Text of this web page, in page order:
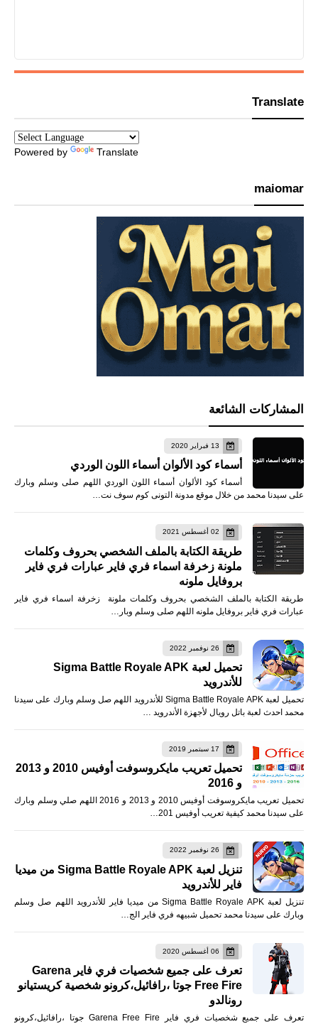
Translate
Powered by Translate
maiomar
المشاركات الشائعة
13 فبراير 2020
أسماء كود الألوان أسماء اللون الوردي
أسماء كود الألوان أسماء اللون الوردي اللهم صلى وسلم وبارك
على سيدنا محمد من خلال موقع مدونة التونى كوم سوف نت…
02 أغسطس 2021
طريقة الكتابة بالملف الشخصي بحروف وكلمات
ملونة زخرفة اسماء فري فاير عبارات فري فاير
بروفايل ملونه
طريقة الكتابة بالملف الشخصي بحروف وكلمات ملونة زخرفة اسماء فري فاير
عبارات فري فاير بروفايل ملونه اللهم صلى وسلم وبار…
26 نوفمبر 2022
تحميل لعبة Sigma Battle Royale APK
للأندرويد
تحميل لعبة Sigma Battle Royale APK للأندرويد اللهم صل وسلم وبارك على سيدنا
محمد احدث لعبة باتل رويال لأجهزة الأندرويد …
17 سبتمبر 2019
تحميل تعريب مايكروسوفت أوفيس 2010 و 2013
و 2016
تحميل تعريب مايكروسوفت أوفيس 2010 و 2013 و 2016 اللهم صلي وسلم وبارك
على سيدنا محمد كيفية تعريب أوفيس 201…
26 نوفمبر 2022
تنزيل لعبة Sigma Battle Royale APK من ميديا
فاير للأندرويد
تنزيل لعبة Sigma Battle Royale APK من ميديا فاير للأندرويد اللهم صل وسلم
وبارك على سيدنا محمد تحميل شبيهه فري فاير الج…
06 أغسطس 2020
تعرف على جميع شخصيات فري فاير Garena
Free Fire جوتا ،رافائيل،كرونو شخصية كريستيانو
رونالدو
تعرف على جميع شخصيات فري فاير Garena Free Fire جوتا ،رافائيل،كرونو